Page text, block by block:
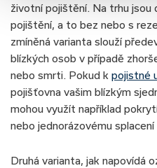
životní pojištění. Na trhu
pojištění, a to bez nebo s
zmíněná varianta slouží
blízkých osob v případě
nebo smrti. Pokud k pojistné
pojišťovna vašim blízkým
mohou využít například
nebo jednorázovému
Druhá varianta, jak napovídá